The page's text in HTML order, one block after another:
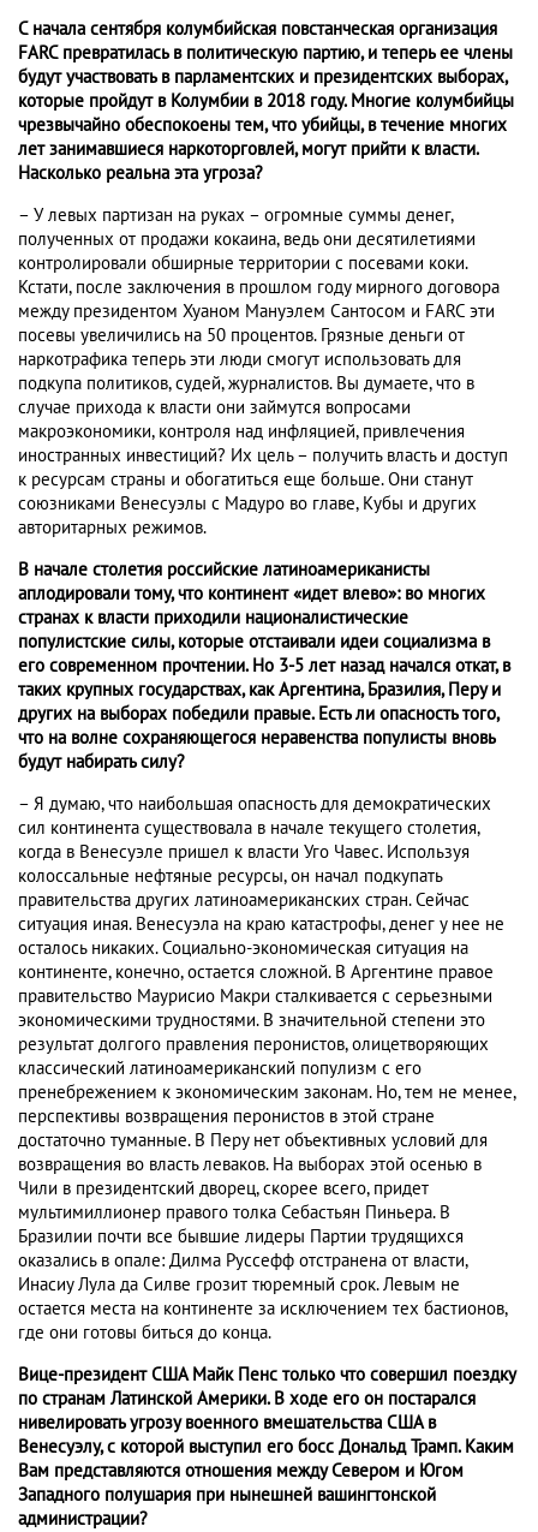
С начала сентября колумбийская повстанческая организация
FARCпревратилась в политическую партию, и теперь ее члены
будут участвовать в парламентских и президентских выборах,
которые пройдут в Колумбии в 2018 году. Многие колумбийцы
чрезвычайно обеспокоены тем, что убийцы, в течение многих
лет занимавшиеся наркоторговлей, могут прийти к власти.
Насколько реальна эта угроза?
– У левых партизан на руках – огромные суммы денег,
полученных от продажи кокаина, ведь они десятилетиями
контролировали обширные территории с посевами коки.
Кстати, после заключения в прошлом году мирного договора
между президентом Хуаном Мануэлем Сантосом и FARC эти
посевы увеличились на 50 процентов. Грязные деньги от
наркотрафика теперь эти люди смогут использовать для
подкупа политиков, судей, журналистов. Вы думаете, что в
случае прихода к власти они займутся вопросами
макроэкономики, контроля над инфляцией, привлечения
иностранных инвестиций? Их цель – получить власть и доступ
к ресурсам страны и обогатиться еще больше. Они станут
союзниками Венесуэлы с Мадуро во главе, Кубы и других
авторитарных режимов.
В начале столетия российские латиноамериканисты
аплодировали тому, что континент «идет влево»: во многих
странах к власти приходили националистические
популистские силы, которые отстаивали идеи социализма в
его современном прочтении. Но 3-5 лет назад начался откат, в
таких крупных государствах, как Аргентина, Бразилия, Перу и
других на выборах победили правые. Есть ли опасность того,
что на волне сохраняющегося неравенства популисты вновь
будут набирать силу?
– Я думаю, что наибольшая опасность для демократических
сил континента существовала в начале текущего столетия,
когда в Венесуэле пришел к власти Уго Чавес. Используя
колоссальные нефтяные ресурсы, он начал подкупать
правительства других латиноамериканских стран. Сейчас
ситуация иная. Венесуэла на краю катастрофы, денег у нее не
осталось никаких. Социально-экономическая ситуация на
континенте, конечно, остается сложной. В Аргентине правое
правительство Маурисио Макри сталкивается с серьезными
экономическими трудностями. В значительной степени это
результат долгого правления перонистов, олицетворяющих
классический латиноамериканский популизм с его
пренебрежением к экономическим законам. Но, тем не менее,
перспективы возвращения перонистов в этой стране
достаточно туманные. В Перу нет объективных условий для
возвращения во власть леваков. На выборах этой осенью в
Чили в президентский дворец, скорее всего, придет
мультимиллионер правого толка Себастьян Пиньера. В
Бразилии почти все бывшие лидеры Партии трудящихся
оказались в опале: Дилма Руссефф отстранена от власти,
Инасиу Лула да Силве грозит тюремный срок. Левым не
остается места на континенте за исключением тех бастионов,
где они готовы биться до конца.
Вице-президент США Майк Пенс только что совершил поездку
по странам Латинской Америки. В ходе его он постарался
нивелировать угрозу военного вмешательства США в
Венесуэлу, с которой выступил его босс Дональд Трамп. Каким
Вам представляются отношения между Севером и Югом
Западного полушария при нынешней вашингтонской
администрации?